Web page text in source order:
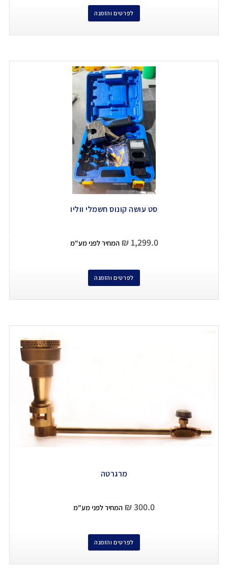
לפרטים והזמנה
סט עושה קונוס חשמלי ווליו
₪ 1,299.0 המחיר לפני מע"מ
לפרטים והזמנה
מרגרטה
₪ 300.0 המחיר לפני מע"מ
לפרטים והזמנה